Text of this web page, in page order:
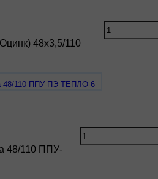
48х3,5/110
48/110 ППУ-